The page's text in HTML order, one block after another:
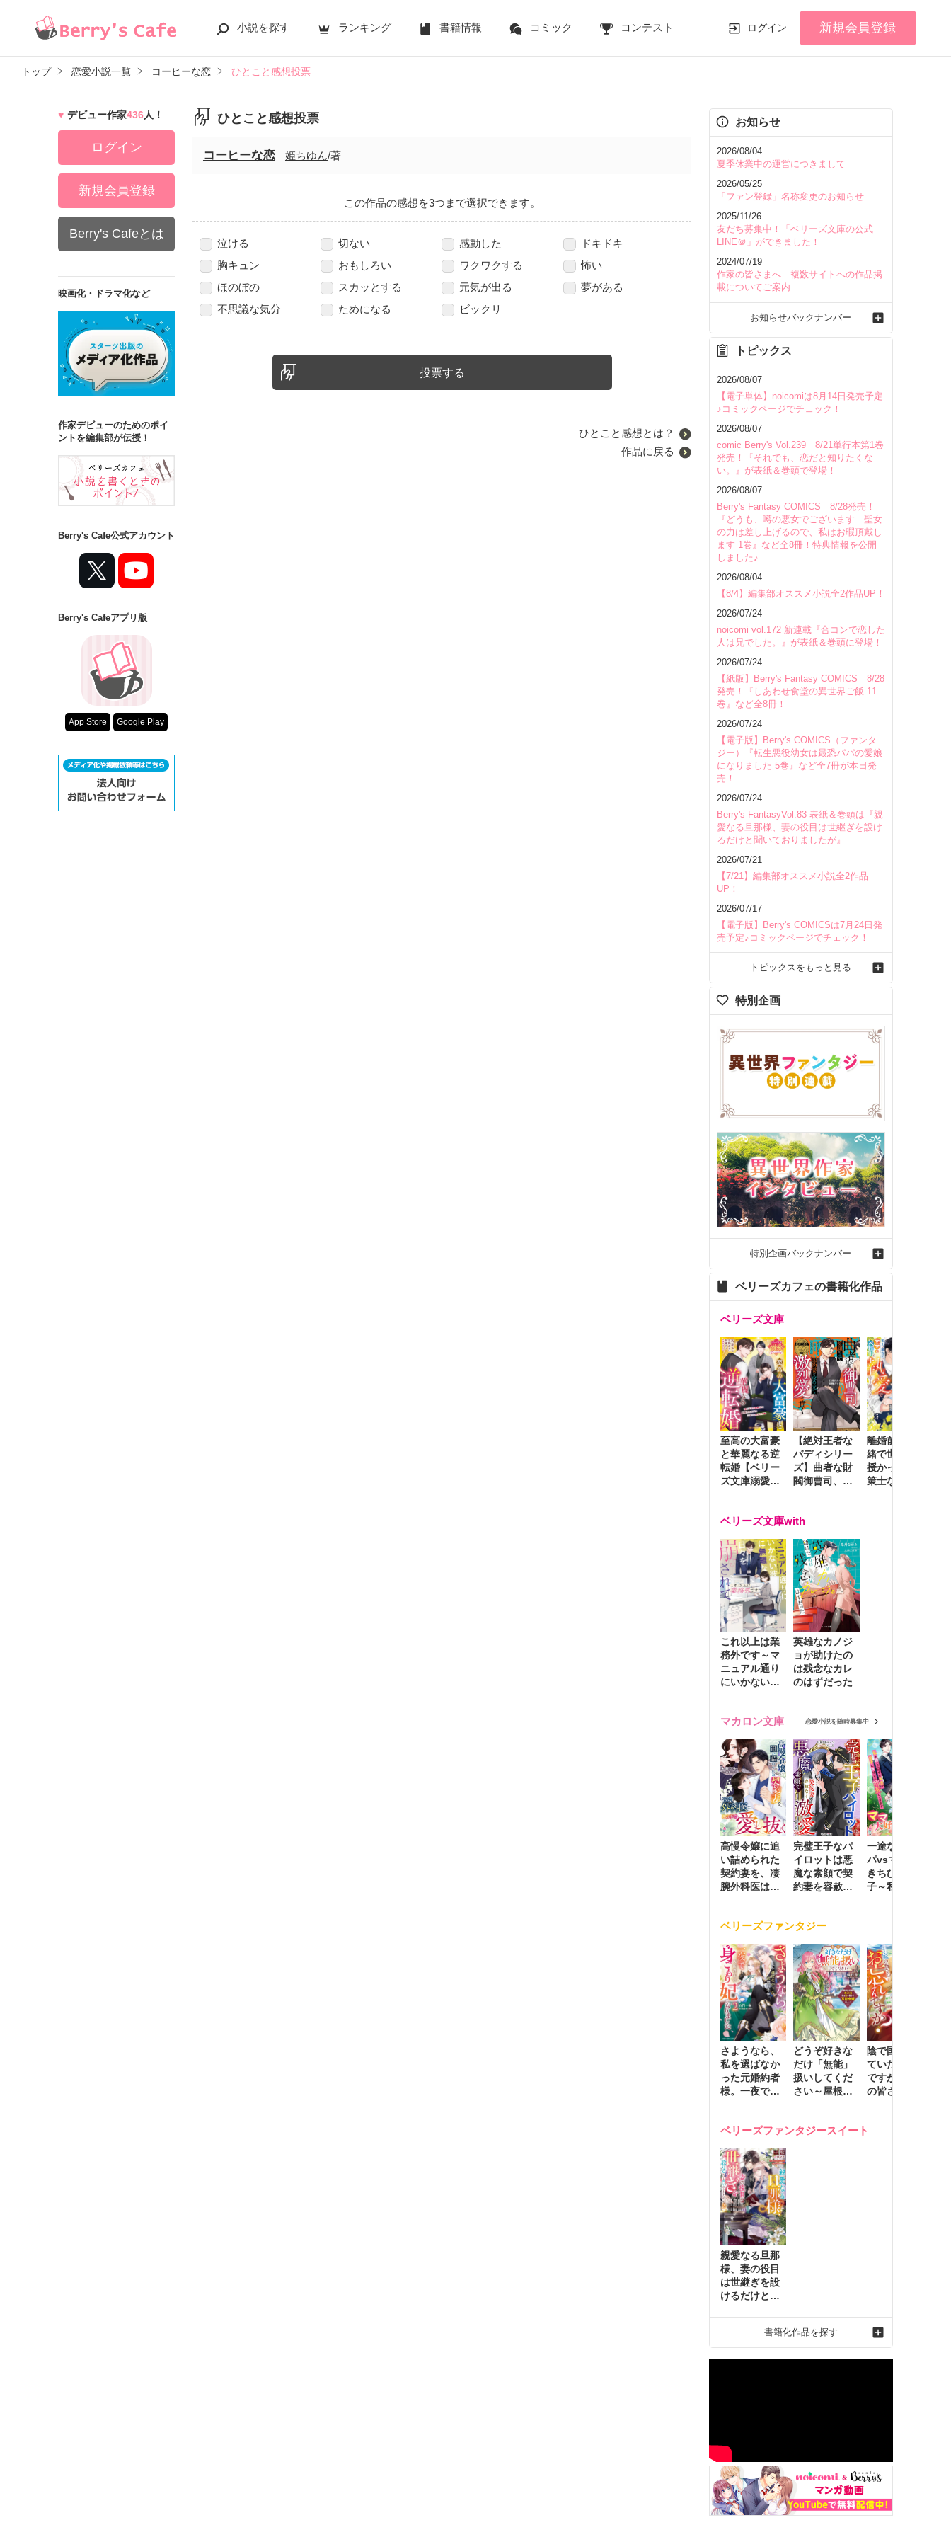
小説を探す ランキング 書籍情報 コミック コンテスト ログイン 新規会員登録
トップ 恋愛小説一覧 コーヒーな恋 ひとこと感想投票
ひとこと感想投票
コーヒーな恋 姫ちゆん/著
この作品の感想を3つまで選択できます。
泣ける 切ない 感動した
ドキドキ
胸キュン
おもしろい ワクワクする
怖い
ほのぼの
スカッとする 元気が出る
夢がある
不思議な気分
ためになる ビックリ
ひとこと感想とは？
作品に戻る
デビュー作家436人！
ログイン
新規会員登録
Berry's Cafeとは
映画化・ドラマ化など
作家デビューのためのポイ
ントを編集部が伝授！
Berry's Cafe公式アカウント
Berry's Cafeアプリ版
App Store Google Play
お知らせ
2026/08/04
夏季休業中の運営につきまして
2026/05/25
「ファン登録」名称変更のお知らせ
2025/11/26
友だち募集中！「ベリーズ文庫の公式
LINE＠」ができました！
2024/07/19
作家の皆さまへ 複数サイトへの作品掲
載についてご案内
お知らせバックナンバー
トピックス
2026/08/07
【電子単体】noicomiは8月14日発売予定
♪コミックページでチェック！
2026/08/07
comic Berry's Vol.239 8/21単行本第1巻
発売！『それでも、恋だと知りたくな
い。』が表紙＆巻頭で登場！
2026/08/07
Berry's Fantasy COMICS 8/28発売！
『どうも、噂の悪女でございます 聖女
の力は差し上げるので、私はお暇頂戴し
ます 1巻』など全8冊！特典情報を公開
しました♪
2026/08/04
【8/4】編集部オススメ小説全2作品UP！
2026/07/24
noicomi vol.172 新連載『合コンで恋した
人は兄でした。』が表紙＆巻頭に登場！
2026/07/24
【紙版】Berry's Fantasy COMICS 8/28
発売！『しあわせ食堂の異世界ご飯 11
巻』など全8冊！
2026/07/24
【電子版】Berry's COMICS（ファンタ
ジー）『転生悪役幼女は最恐パパの愛娘
になりました 5巻』など全7冊が本日発
売！
2026/07/24
Berry's FantasyVol.83 表紙＆巻頭は『親
愛なる旦那様、妻の役目は世継ぎを設け
るだけと聞いておりましたが』
2026/07/21
【7/21】編集部オススメ小説全2作品
UP！
2026/07/17
【電子版】Berry's COMICSは7月24日発
売予定♪コミックページでチェック！
トピックスをもっと見る
特別企画
特別企画バックナンバー
ベリーズカフェの書籍化作品
ベリーズ文庫
至高の大富豪
と華麗なる逆
転婚【ベリー
ズ文庫溺愛ア
【絶対王者な
バディシリー
ズ】曲者な財
閥御曹司、笑
激烈愛で貫く
離婚前夜に内
緒で世継ぎを
授かったら～
策士な御曹司
ベリーズ文庫with
これ以上は業
務外です～マ
ニュアル通り
にいかない彼
英雄なカノジ
ョが助けたの
は残念なカレ
のはずだった
マカロン文庫 恋愛小説を随時募集中
高慢令嬢に追
い詰められた
契約妻を、凄
腕外科医はこ
完璧王子なパ
イロットは悪
魔な素顔で契
約妻を容赦な
一途な社長パ
パvsママ大好
きちびっこ息
子～私を捨て
ベリーズファンタジー
さようなら、
私を選ばなか
った元婚約者
様。一夜で大
ました２
どうぞ好きな
だけ「無能」
扱いしてくだ
さい～屋根裏
動かす万能令
陰で国を支え
ていたのは私
ですが、王家
の皆さんお忘
れ才女の辺境
ベリーズファンタジースイート
親愛なる旦那
様、妻の役目
は世継ぎを設
けるだけと聞
れ才女の幸せ
な結婚～2
書籍化作品を探す